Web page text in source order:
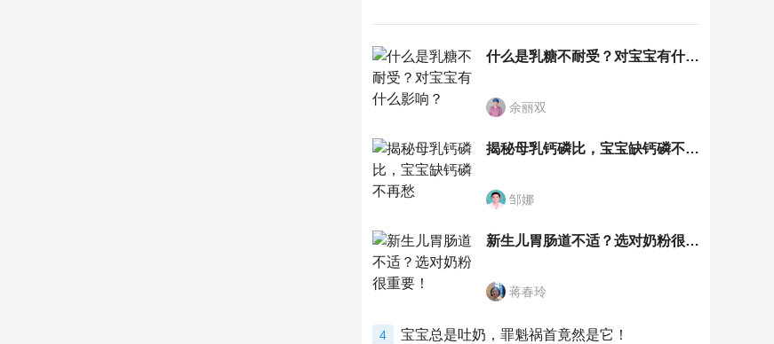
什么是乳糖不耐受？对宝宝有什么影响？
余丽双
揭秘母乳钙磷比，宝宝缺钙磷不再愁
邹娜
新生儿胃肠道不适？选对奶粉很重要！
蒋春玲
4 宝宝总是吐奶，罪魁祸首竟然是它！